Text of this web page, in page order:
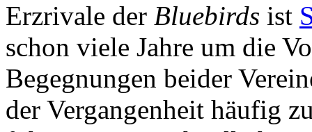
Erzrivale der Bluebirds ist
schon viele Jahre um die
Begegnungen beider
der Vergangenheit häufig